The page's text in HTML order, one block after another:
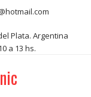
Plata. Argentina
a 13 hs.